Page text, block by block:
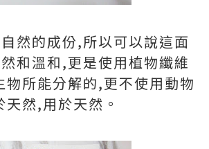
然的成份,所以可以說這面
和溫和,更是使用植物纖維
物所能分解的,更不使用動物
然,用於天然。